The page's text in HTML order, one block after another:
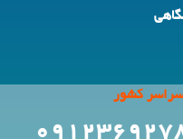
کشور
های تماس: 09123692785